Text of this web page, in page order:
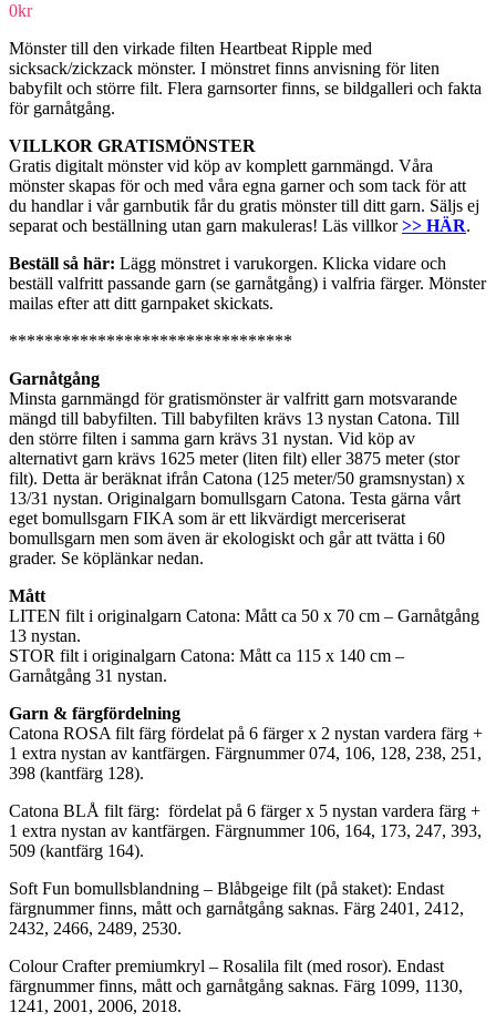
0kr
Mönster till den virkade filten Heartbeat Ripple med
sicksack/zickzack mönster. I mönstret finns anvisning för liten
babyfilt och större filt. Flera garnsorter finns, se bildgalleri och fakta
för garnåtgång.
VILLKOR GRATISMÖNSTER
Gratis digitalt mönster vid köp av komplett garnmängd. Våra
mönster skapas för och med våra egna garner och som tack för att
du handlar i vår garnbutik får du gratis mönster till ditt garn. Säljs ej
separat och beställning utan garn makuleras! Läs villkor>> HÄR.
Beställ så här: Lägg mönstret i varukorgen. Klicka vidare och
beställ valfritt passande garn (se garnåtgång) i valfria färger. Mönster
mailas efter att ditt garnpaket skickats.
********************************
Garnåtgång
Minsta garnmängd för gratismönster är valfritt garn motsvarande
mängd till babyfilten. Till babyfilten krävs 13 nystan Catona. Till
den större filten i samma garn krävs 31 nystan. Vid köp av
alternativt garn krävs 1625 meter (liten filt) eller 3875 meter (stor
filt). Detta är beräknat ifrån Catona (125 meter/50 gramsnystan) x
13/31 nystan. Originalgarn bomullsgarn Catona. Testa gärna vårt
eget bomullsgarn FIKA som är ett likvärdigt merceriserat
bomullsgarn men som även är ekologiskt och går att tvätta i 60
grader. Se köplänkar nedan.
Mått
LITEN filt i originalgarn Catona: Mått ca 50 x 70 cm – Garnåtgång
13 nystan.
STOR filt i originalgarn Catona: Mått ca 115 x 140 cm –
Garnåtgång 31 nystan.
Garn & färgfördelning
Catona ROSA filt färg fördelat på 6 färger x 2 nystan vardera färg +
1 extra nystan av kantfärgen. Färgnummer 074, 106, 128, 238, 251,
398 (kantfärg 128).
Catona BLÅ filt färg: fördelat på 6 färger x 5 nystan vardera färg +
1 extra nystan av kantfärgen. Färgnummer 106, 164, 173, 247, 393,
509 (kantfärg 164).
Soft Fun bomullsblandning – Blåbgeige filt (på staket): Endast
färgnummer finns, mått och garnåtgång saknas. Färg 2401, 2412,
2432, 2466, 2489, 2530.
Colour Crafter premiumkryl – Rosalila filt (med rosor). Endast
färgnummer finns, mått och garnåtgång saknas. Färg 1099, 1130,
1241, 2001, 2006, 2018.